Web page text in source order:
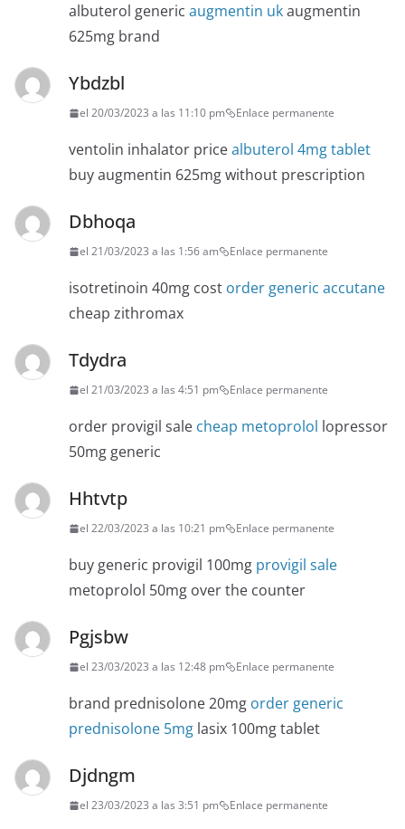
albuterol generic augmentin ukaugmentin
625mg brand
Ybdzbl
el 20/03/2023 a las 11:10 pm Enlace permanente
ventolin inhalator pricealbuterol 4mg tablet
buy augmentin 625mg without prescription
Dbhoqa
el 21/03/2023 a las 1:56 am Enlace permanente
isotretinoin 40mg cost order generic accutane
cheap zithromax
Tdydra
el 21/03/2023 a las 4:51 pm Enlace permanente
order provigil sale cheap metoprolol lopressor
50mg generic
Hhtvtp
el 22/03/2023 a las 10:21 pm Enlace permanente
buy generic provigil 100mg provigil sale
metoprolol 50mg over the counter
Pgjsbw
el 23/03/2023 a las 12:48 pm Enlace permanente
brand prednisolone 20mg order generic
prednisolone 5mg lasix 100mg tablet
Djdngm
el 23/03/2023 a las 3:51 pm Enlace permanente